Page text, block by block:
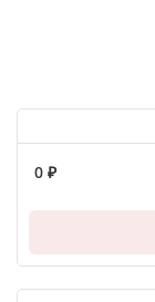
0 ₽